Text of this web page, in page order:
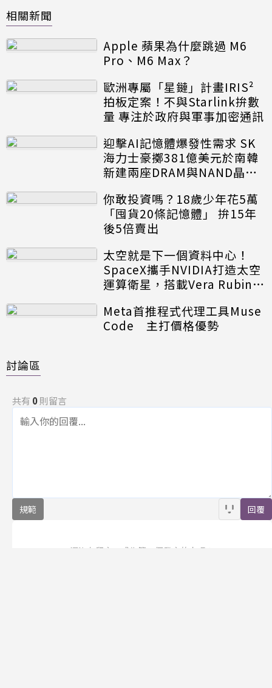
相關新聞
Apple 蘋果為什麼跳過 M6
Pro、M6 Max？
歐洲專屬「星鏈」計畫IRIS²
拍板定案！不與Starlink拚數
量 專注於政府與軍事加密通訊
迎擊AI記憶體爆發性需求 SK
海力士豪擲381億美元於南韓
新建兩座DRAM與NAND晶圓
你敢投資嗎？18歲少年花5萬
「囤貨20條記憶體」 拚15年
後5倍賣出
太空就是下一個資料中心！
SpaceX攜手NVIDIA打造太空
運算衛星，搭載Vera Rubin運
Meta首推程式代理工具Muse
Code 主打價格優勢
討論區
共有 0則留言
規範 回覆
還沒有留言，成為第一個發言的人吧！